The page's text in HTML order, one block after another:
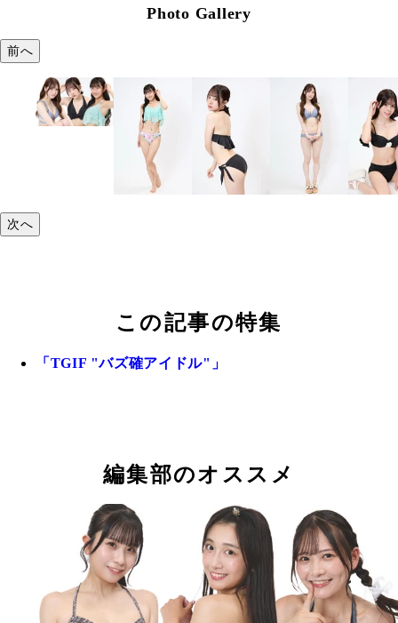
Photo Gallery
前へ
次へ
この記事の特集
「TGIF "バズ確アイドル"」
編集部のオススメ